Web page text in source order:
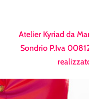
Atelier Kyriad da
Sondrio P.Iva